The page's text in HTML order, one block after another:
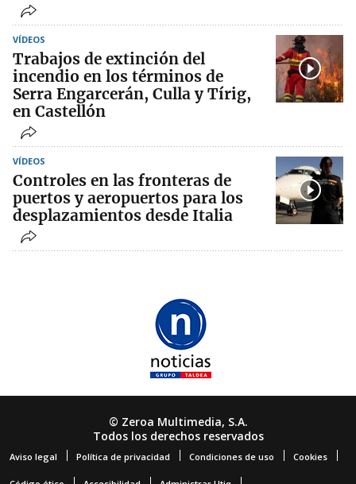
VÍDEOS
Trabajos de extinción del
incendio en los términos de
Serra Engarcerán, Culla y Tírig,
en Castellón
VÍDEOS
Controles en las fronteras de
puertos y aeropuertos para los
desplazamientos desde Italia
© Zeroa Multimedia, S.A.
Todos los derechos reservados
Aviso legal Política de privacidad Condiciones de uso Cookies